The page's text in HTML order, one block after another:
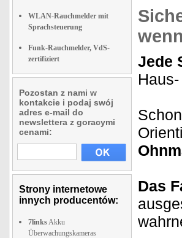
WLAN-Rauchmelder mit
Sprachsteuerung
Funk-Rauchmelder, VdS-
zertifiziert
Pozostan z nami w
kontakcie i podaj swój
adres e-mail do
newslettera z goracymi
cenami:
Strony internetowe
innych producentów:
7linksAkku
Überwachungskameras
Jede
Schon
Das